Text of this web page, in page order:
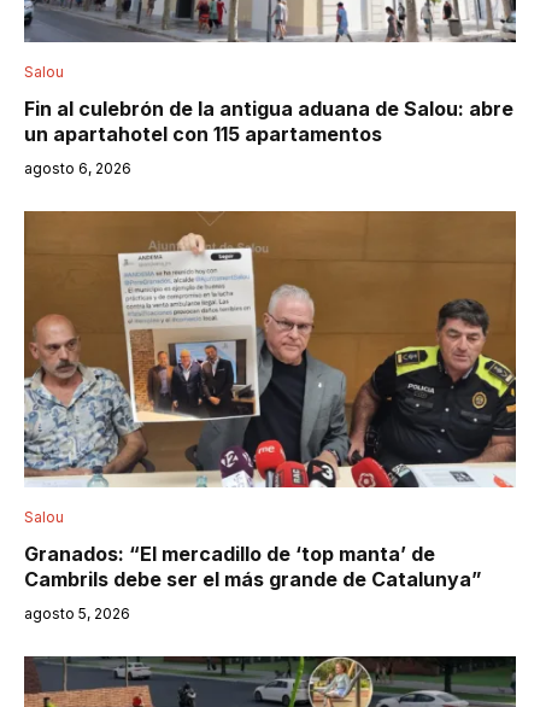
Salou
Fin al culebrón de la antigua aduana de Salou: abre
un apartahotel con 115 apartamentos
agosto 6, 2026
Salou
Granados: “El mercadillo de ‘top manta’ de
Cambrils debe ser el más grande de Catalunya”
agosto 5, 2026